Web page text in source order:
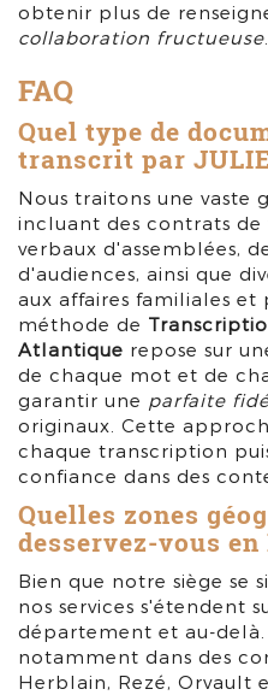
obtenir plus de
collaboration fructueuse
FAQ
Quel type de
transcrit par
Nous traitons une vaste
incluant des contrats de
verbaux d'assemblées,
d'audiences, ainsi que
aux affaires familiales et
méthode de
Atlantique repose sur
de chaque mot et de
garantir une parfaite
originaux. Cette
chaque transcription
confiance dans des
Quelles zones
desservez-vous
Bien que notre siège se
nos services s'étendent
département et au-delà.
notamment dans des
Herblain, Rezé, Orvault